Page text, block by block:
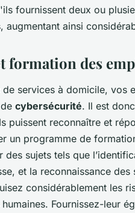
fournissent deux ou
augmentant ainsi
formation des
services à domicile, vos
cybersécurité. Il est
puissent reconnaître et
un programme de
sujets tels que
et la reconnaissance
considérablement les
Fournissez-leur